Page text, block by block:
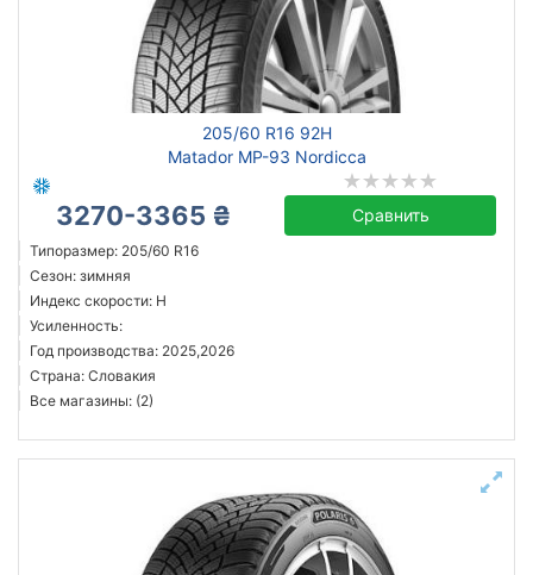
205/60 R16 92H
Matador MP-93 Nordicca
3270-3365 ₴ Сравнить
Типоразмер: 205/60 R16
Сезон: зимняя
Индекс скорости: H
Усиленность:
Год производства: 2025,2026
Страна: Словакия
Все магазины: (2)